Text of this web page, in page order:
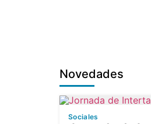
Novedades
Sociales